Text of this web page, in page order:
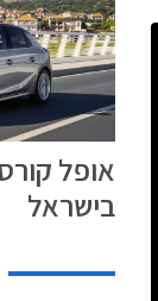
אופל
בישראל